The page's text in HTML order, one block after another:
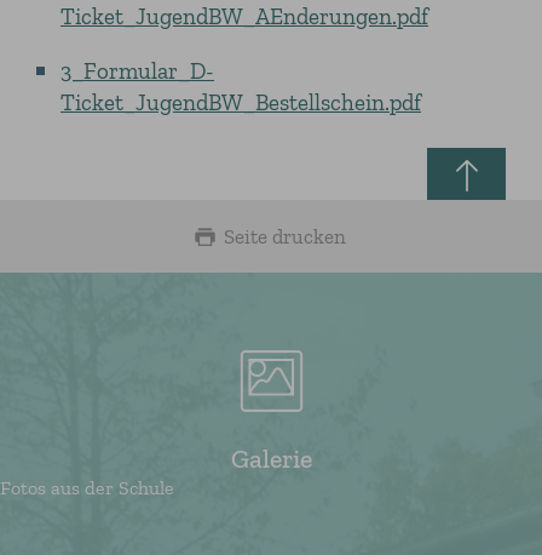
Ticket_JugendBW_AEnderungen.pdf
3_Formular_D-
Ticket_JugendBW_Bestellschein.pdf
Seite drucken
Galerie
Fotos aus der Schule